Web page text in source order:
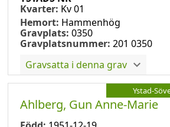
Kvarter: Kv 01
Hemort: Hammenhög
Gravplats: 0350
Gravplatsnummer: 201 0350
Gravsatta i denna grav
Ystad-
Ahlberg, Gun Anne-Marie